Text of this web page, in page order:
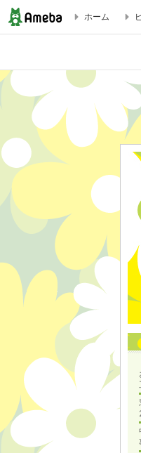
屋根は遮熱塗装⛑️でお家
ホーム